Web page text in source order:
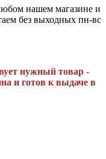
нашем магазине и
без выходных пн-вс
нужный товар -
и готов к выдаче в